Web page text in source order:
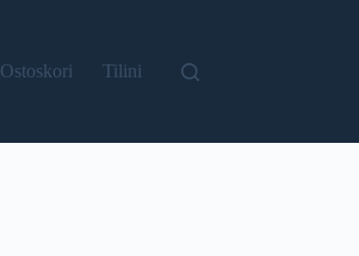
Ostoskori Tilini